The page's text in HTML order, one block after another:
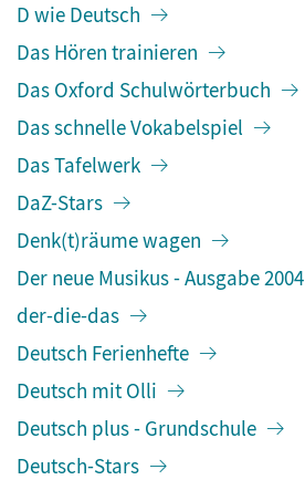
D wie Deutsch
Das Hören trainieren
Das Oxford Schulwörterbuch
Das schnelle Vokabelspiel
Das Tafelwerk
DaZ-Stars
Denk(t)räume wagen
Der neue Musikus - Ausgabe 2004
der-die-das
Deutsch Ferienhefte
Deutsch mit Olli
Deutsch plus - Grundschule
Deutsch-Stars